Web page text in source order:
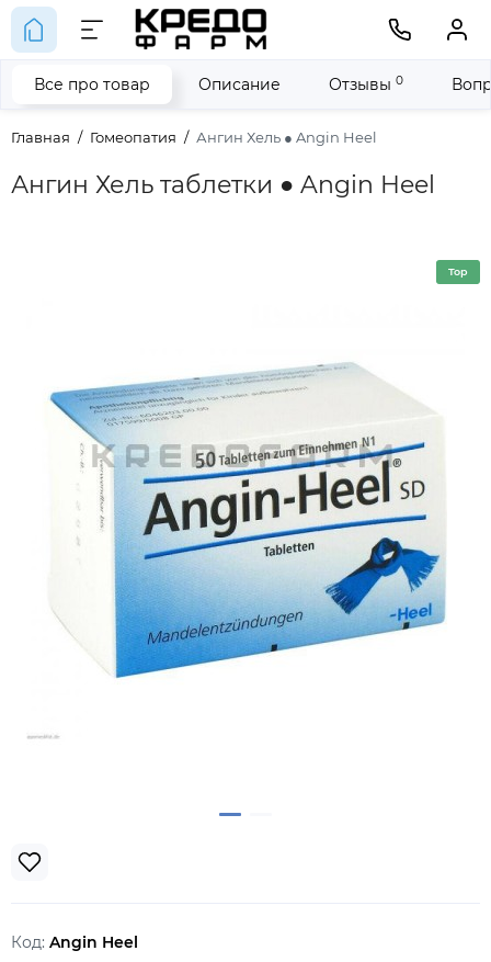
Главная Гомеопатия Ангин Хель ● Angin Heel
Ангин Хель таблетки ● Angin Heel
Все про товар Описание Отзывы 0
Top
Код: Angin Heel